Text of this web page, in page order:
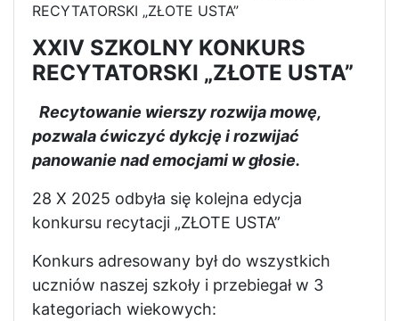
RECYTATORSKI „ZŁOTE USTA”
XXIV SZKOLNY KONKURS
RECYTATORSKI „ZŁOTE USTA”
Recytowanie wierszy rozwija mowę,
pozwala ćwiczyć dykcję i rozwijać
panowanie nad emocjami w głosie.
28 X 2025 odbyła się kolejna edycja
konkursu recytacji „ZŁOTE USTA”
Konkurs adresowany był do wszystkich
uczniów naszej szkoły i przebiegał w 3
kategoriach wiekowych: